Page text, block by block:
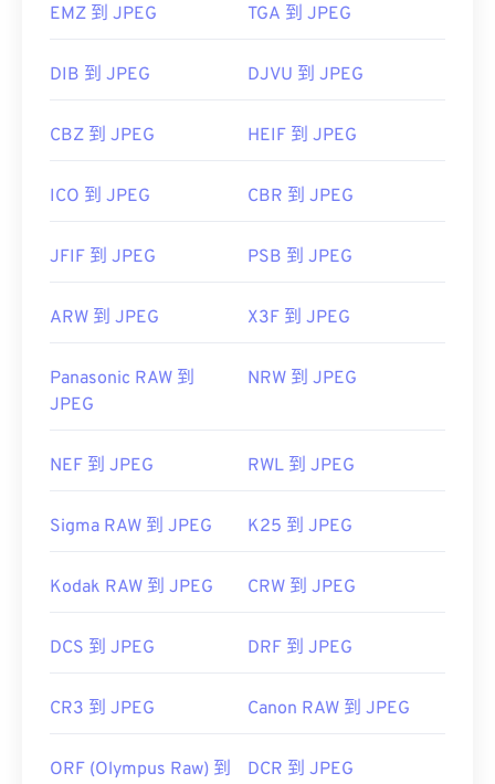
EMZ 到 JPEG TGA 到 JPEG
DIB 到 JPEG DJVU 到 JPEG
CBZ 到 JPEG HEIF 到 JPEG
ICO 到 JPEG CBR 到 JPEG
JFIF 到 JPEG PSB 到 JPEG
ARW 到 JPEG X3F 到 JPEG
Panasonic RAW 到
JPEG
NRW 到 JPEG
NEF 到 JPEG RWL 到 JPEG
Sigma RAW 到 JPEG K25 到 JPEG
Kodak RAW 到 JPEG CRW 到 JPEG
DCS 到 JPEG DRF 到 JPEG
CR3 到 JPEG Canon RAW 到 JPEG
ORF (Olympus Raw) 到
DCR 到 JPEG